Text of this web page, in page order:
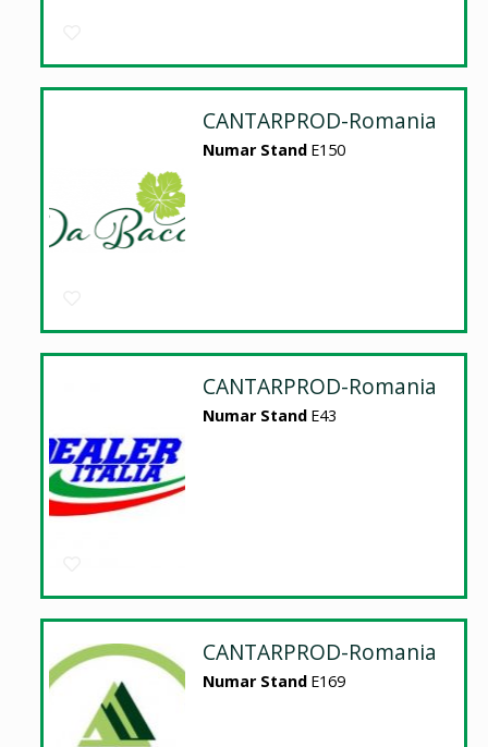
CANTARPROD-Romania
Numar Stand E150
CANTARPROD-Romania
Numar Stand E43
CANTARPROD-Romania
Numar Stand E169